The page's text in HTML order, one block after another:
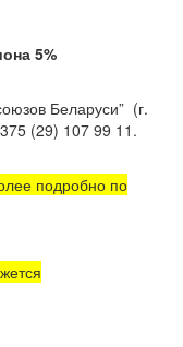
5%
Беларуси” (г.
(29) 107 99 11.
подробно по